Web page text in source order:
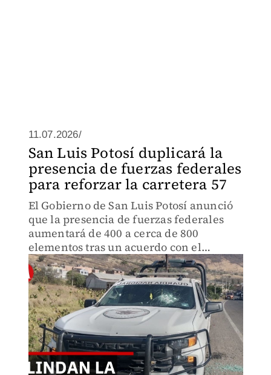
11.07.2026/
San Luis Potosí duplicará la
presencia de fuerzas federales
para reforzar la carretera 57
El Gobierno de San Luis Potosí anunció
que la presencia de fuerzas federales
aumentará de 400 a cerca de 800
elementos tras un acuerdo con el
secretario de Seguridad, Omar García
Harfuch.